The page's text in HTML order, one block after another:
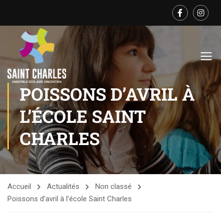
POISSONS D’AVRIL À
L’ÉCOLE SAINT
CHARLES
Accueil Actualités
Non classé
Poissons d’avril à l’école Saint Charles